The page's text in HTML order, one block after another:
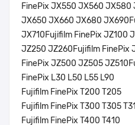
FinePix JX550 JX560
JX650 JX660 JX680
JX710Fujifilm FinePix JZ100
JZ250 JZ260Fujifilm FinePix
FinePix JZ500 JZ505
FinePix L30 L50 L55 L90
Fujifilm FinePix T200 T205
Fujifilm FinePix T300 T305
Fujifilm FinePix T400 T410